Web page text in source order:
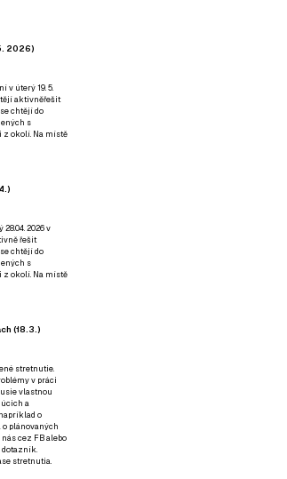
2026)
v úterý 19. 5.
aktivněřešit
chtějí do
s
okolí. Na místě
2026 v
řešit
chtějí do
s
okolí. Na místě
(18.3.)
stretnutie.
v práci
vlastnou
a
o
plánovaných
cez FBalebo
dotazník.
stretnutia.